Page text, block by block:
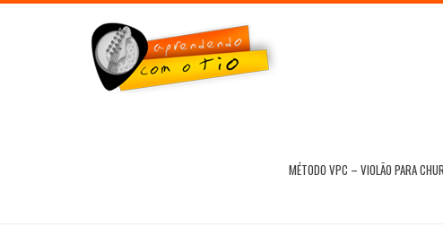
MÉTODO VPC – VIOLÃO PARA